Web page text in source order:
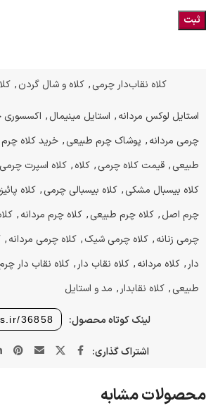
کلاه نقاب‌دار چرمی, کلاه و شال گردن,
استایل لوکس مردانه, استایل مینیمال, اکسسوری
چرمی مردانه, پوشاک چرم طبیعی, خرید کلاه چرم
طبیعی, قیمت کلاه چرمی, کلاه, کلاه اسپرت چرمی
کلاه بیسبال مشکی, کلاه بیسبالی چرمی, کلاه
چرم اصل, کلاه چرم طبیعی, کلاه چرم مردانه,
چرمی زنانه, کلاه چرمی شیک, کلاه چرمی مردانه,
دار , کلاه مردانه, کلاه نقاب دار , کلاه نقاب دار چرم
طبیعی, کلاه نقابدار , مد و استایل
لینک کوتاه محصول: 36858
اشتراک گذاری:
محصولات مشابه